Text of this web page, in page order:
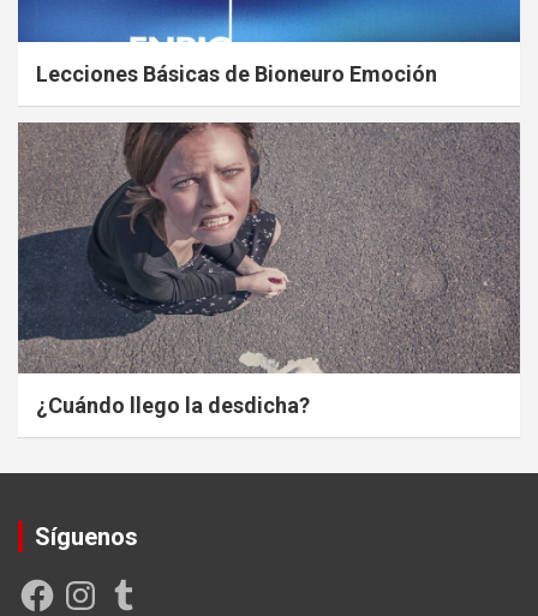
Lecciones Básicas de Bioneuro Emoción
¿Cuándo llego la desdicha?
Síguenos
FacebookInstagramTumblr